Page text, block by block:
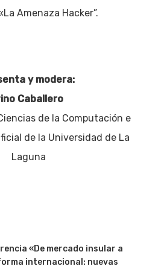
Amenaza Hacker”.
y modera:
Caballero
de la Computación e
de la Universidad de La
Laguna
«De mercado insular a
internacional: nuevas